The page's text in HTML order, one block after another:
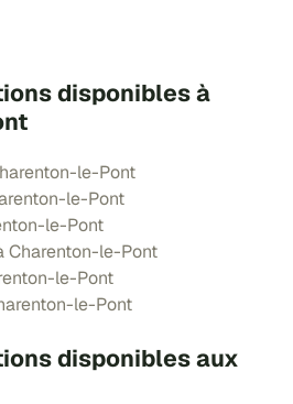
disponibles à
le-Pont
le-Pont
le-Pont
Charenton-le-Pont
le-Pont
le-Pont
disponibles aux